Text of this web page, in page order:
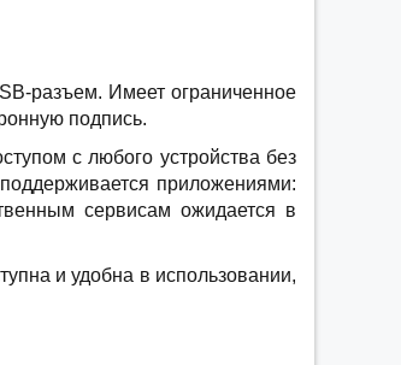
разъем. Имеет ограниченное
подпись.
с любого устройства без
приложениями:
сервисам ожидается в
и удобна в использовании,